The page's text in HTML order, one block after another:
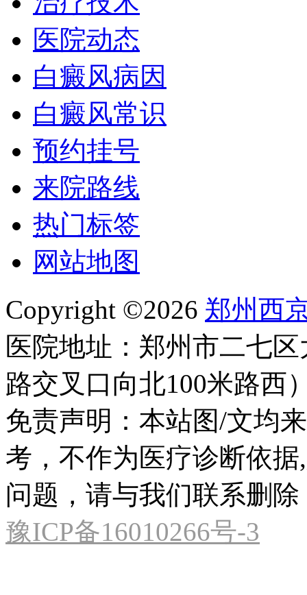
医院动态
白癜风病因
白癜风常识
预约挂号
来院路线
热门标签
网站地图
Copyright ©2026 郑州西
医院地址：郑州市二七
路交叉口向北100米路西
免责声明：本站图/文均
考，不作为医疗诊断依
问题，请与我们联系删除
豫ICP备16010266号-3